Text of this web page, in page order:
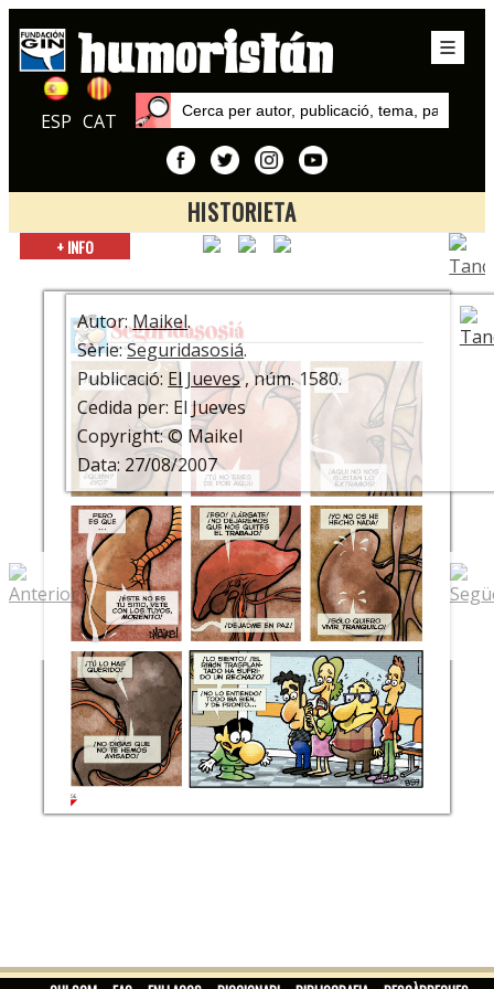
ESP CAT
HISTORIETA
Inici
Maikel
+ INFO
Autor:Maikel.
Sèrie:Seguridasosiá.
Publicació:El Jueves, núm. 1580.
Cedida per: El Jueves
Copyright: © Maikel
Data: 27/08/2007